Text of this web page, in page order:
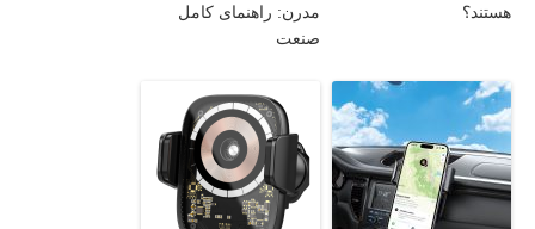
هستند؟
مدرن: راهنمای کامل
صنعت